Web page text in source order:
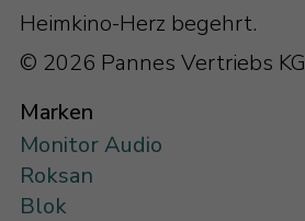
Heimkino-Herz begehrt.
© 2026 Pannes Vertriebs KG
Marken
Monitor Audio
Roksan
Blok